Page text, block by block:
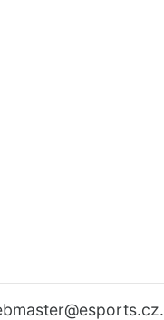
@esports.cz.